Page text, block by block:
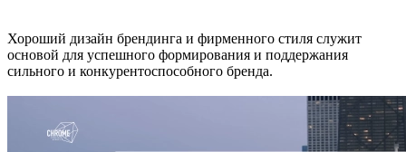
Хороший дизайн брендинга и фирменного стиля служит
основой для успешного формирования и поддержания
сильного и конкурентоспособного бренда.